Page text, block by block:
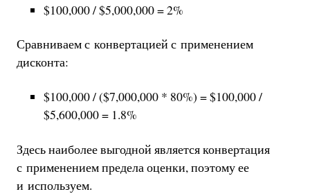
$100,000 / $5,000,000 = 2%
Сравниваем с конвертацией с применением
дисконта:
$100,000 / ($7,000,000 * 80%) = $100,000 /
$5,600,000 = 1.8%
Здесь наиболее выгодной является конвертация
с применением предела оценки, поэтому ее
и используем.